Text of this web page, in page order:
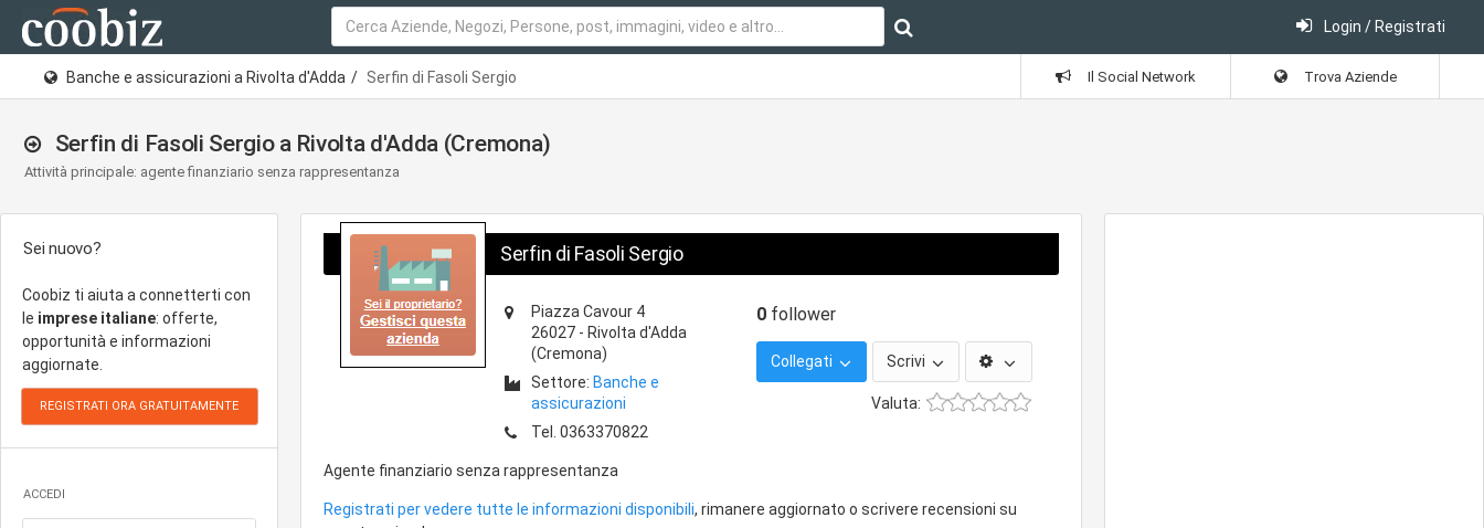
Login / Registrati
Banche e assicurazioni a Rivolta d'Adda Serfin di Fasoli Sergio Il Social Network Trova Aziende
Serfin di Fasoli Sergio a Rivolta d'Adda (Cremona)
Attività principale: agente finanziario senza rappresentanza
Sei nuovo?
Coobiz ti aiuta a connetterti con
le imprese italiane: offerte,
opportunità e informazioni
aggiornate.
ACCEDI
Serfin di Fasoli Sergio
Piazza Cavour 4
26027 - Rivolta d'Adda
(Cremona)
Settore: Banche e
assicurazioni
Tel. 0363370822
0 follower
Collegati Scrivi
Valuta:
Agente finanziario senza rappresentanza
Registrati per vedere tutte le informazioni disponibili, rimanere aggiornato o scrivere recensioni su